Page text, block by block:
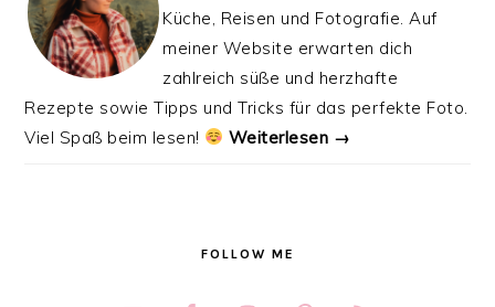
Küche, Reisen und Fotografie. Auf
meiner Website erwarten dich
zahlreich süße und herzhafte
Rezepte sowie Tipps und Tricks für das perfekte Foto.
Viel Spaß beim lesen!
Weiterlesen →
FOLLOW ME